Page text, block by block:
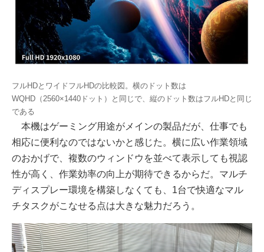
フルHDとワイドフルHDの比較図。横のドット数は
WQHD（2560×1440ドット）と同じで、縦のドット数はフルHDと同じ
である
本機はゲーミング用途がメインの製品だが、仕事でも
相応に便利なのではないかと感じた。横に広い作業領域
のおかげで、複数のウィンドウを並べて表示しても視認
性が高く、作業効率の向上が期待できるからだ。マルチ
ディスプレー環境を構築しなくても、1台で快適なマル
チタスクがこなせる点は大きな魅力だろう。